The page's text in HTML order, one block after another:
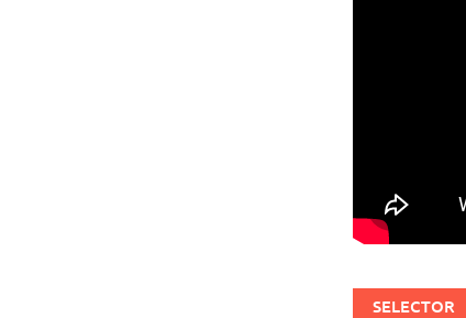
SELECTOR